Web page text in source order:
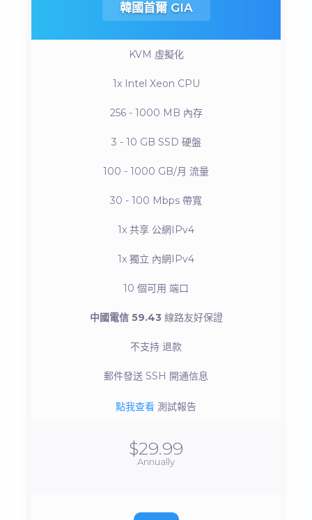
韓國首爾 GIA
KVM 虛擬化
1x Intel Xeon CPU
256 - 1000 MB 內存
3 - 10 GB SSD 硬盤
100 - 1000 GB/月 流量
30 - 100 Mbps 帶寬
1x 共享 公網IPv4
1x 獨立 內網IPv4
10 個可用 端口
中國電信 59.43 線路友好保證
不支持 退款
郵件發送 SSH 開通信息
點我查看 測試報告
$29.99
Annually